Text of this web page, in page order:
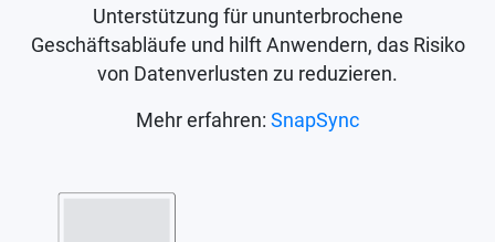
Unterstützung für ununterbrochene
Geschäftsabläufe und hilft Anwendern, das Risiko
von Datenverlusten zu reduzieren.
Mehr erfahren: SnapSync